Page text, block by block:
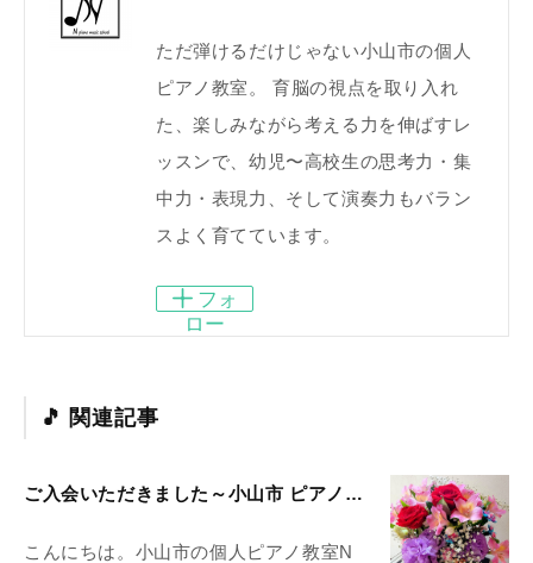
ただ弾けるだけじゃない小山市の個人
ピアノ教室。 育脳の視点を取り入れ
た、楽しみながら考える力を伸ばすレ
ッスンで、幼児〜高校生の思考力・集
中力・表現力、そして演奏力もバラン
スよく育てています。
フォ
ロー
関連記事
ご入会いただきました～小山市 ピアノ教室N piano music school
こんにちは。小山市の個人ピアノ教室N